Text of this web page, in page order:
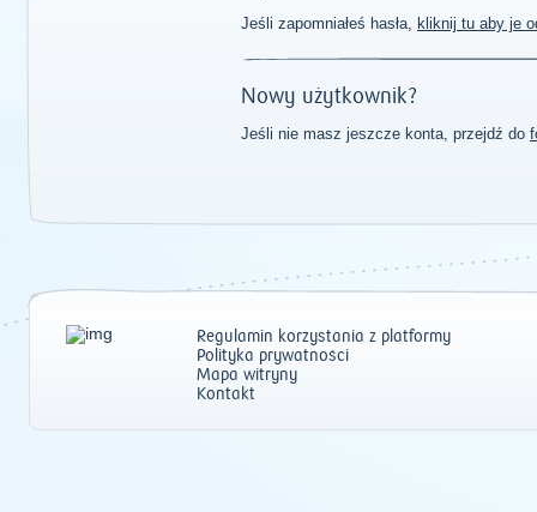
Jeśli zapomniałeś hasła, kliknij tu aby je
Nowy użytkownik?
Jeśli nie masz jeszcze konta, przejdź do
Regulamin korzystania z platformy
Polityka prywatności
Mapa witryny
Kontakt